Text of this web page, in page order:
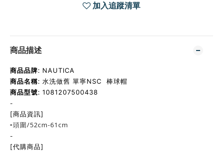
加入追蹤清單
商品描述
商品品牌: NAUTICA
商品名稱: 水洗做舊 單寧NSC 棒球帽
商品型號: 1081207500438
-
[商品資訊]
▫️頭圍/52cm-61cm
-
[代購商品]